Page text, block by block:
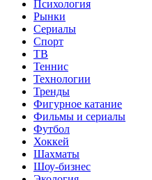
Психология
Рынки
Сериалы
Спорт
ТВ
Теннис
Технологии
Тренды
Фигурное катание
Фильмы и сериалы
Футбол
Хоккей
Шахматы
Шоу-бизнес